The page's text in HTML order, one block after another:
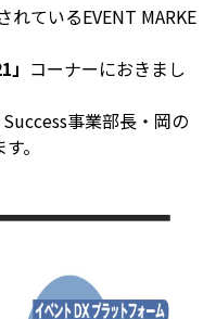
ているEVENT MARKE
コーナーにおきまし
事業部長・岡の
。